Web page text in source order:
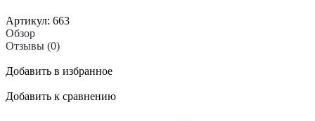
Артикул: 663
Обзор
Отзывы (0)
Добавить в избранное
Добавить к сравнению